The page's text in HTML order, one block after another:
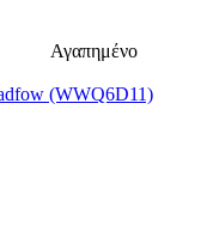
Αγαπημένο
(WWQ6D11)